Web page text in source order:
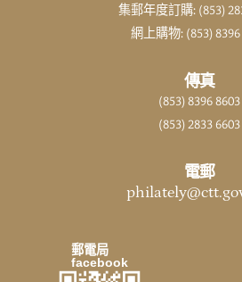
郵電局
facebook
集郵年度訂購: (853)
網上購物: (853) 8396
傳真
(853) 8396 8603
(853) 2833 6603
電郵